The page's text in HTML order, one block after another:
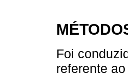
Foi
referente